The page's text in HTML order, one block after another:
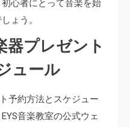
心者にとって音楽を始
ょう。
器プレゼント
ュール
予約方法とスケジュー
音楽教室の公式ウェ